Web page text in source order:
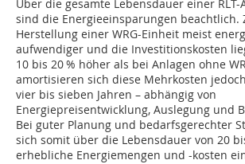
Über die gesamte Lebensdauer einer
sind die Energieeinsparungen beachtlich.
Herstellung einer WRG-Einheit meist
aufwendiger und die Investitionskosten
10 bis 20 % höher als bei Anlagen ohne
amortisieren sich diese Mehrkosten
vier bis sieben Jahren – abhängig von
Energiepreisentwicklung, Auslegung und
Bei guter Planung und bedarfsgerechter
sich somit über die Lebensdauer von 20
erhebliche Energiemengen und -kosten